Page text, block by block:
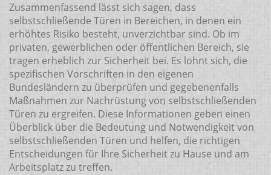
Zusammenfassend lässt sich sagen, dass
selbstschließende Türen in Bereichen, in denen ein
erhöhtes Risiko besteht, unverzichtbar sind. Ob im
privaten, gewerblichen oder öffentlichen Bereich, sie
tragen erheblich zur Sicherheit bei. Es lohnt sich, die
spezifischen Vorschriften in den eigenen
Bundesländern zu überprüfen und gegebenenfalls
Maßnahmen zur Nachrüstung von selbstschließenden
Türen zu ergreifen. Diese Informationen geben einen
Überblick über die Bedeutung und Notwendigkeit von
selbstschließenden Türen und helfen, die richtigen
Entscheidungen für Ihre Sicherheit zu Hause und am
Arbeitsplatz zu treffen.